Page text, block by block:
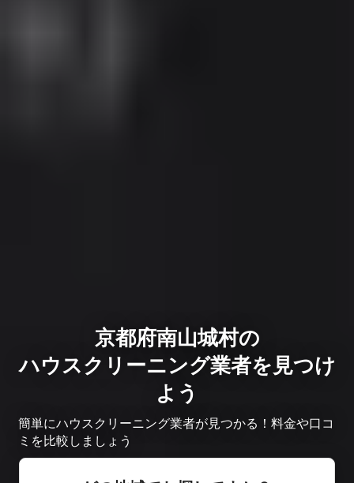
京都府南山城村の
ハウスクリーニング業者を見つけ
よう
簡単にハウスクリーニング業者が見つかる！料金や口コ
ミを比較しましょう